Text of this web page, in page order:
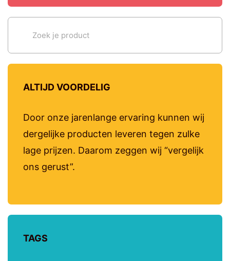
ALTIJD VOORDELIG
Door onze jarenlange ervaring kunnen wij
dergelijke producten leveren tegen zulke
lage prijzen. Daarom zeggen wij “vergelijk
ons gerust”.
TAGS